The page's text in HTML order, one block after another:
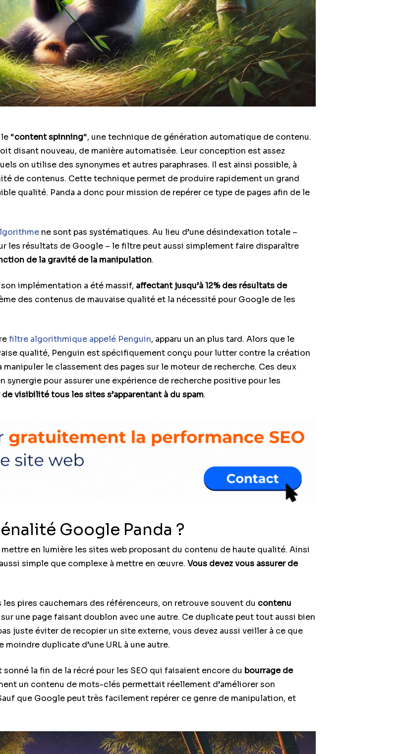
“content spinning“, une technique de génération automatique de contenu.
disant nouveau, de manière automatisée. Leur conception est assez
on utilise des synonymes et autres paraphrases. Il est ainsi possible, à
de contenus. Cette technique permet de produire rapidement un grand
qualité. Panda a donc pour mission de repérer ce type de pages afin de le
ne sont pas systématiques. Au lieu d’une désindexation totale –
les résultats de Google – le filtre peut aussi simplement faire disparaître
de la gravité de la manipulation.
implémentation a été massif, affectant jusqu’à 12% des résultats de
des contenus de mauvaise qualité et la nécessité pour Google de les
filtre algorithmique appelé Penguin, apparu un an plus tard. Alors que le
qualité, Penguin est spécifiquement conçu pour lutter contre la création
le classement des pages sur le moteur de recherche. Ces deux
pour assurer une expérience de recherche positive pour les
visibilité tous les sites s’apparentant à du spam.
Google Panda ?
en lumière les sites web proposant du contenu de haute qualité. Ainsi
simple que complexe à mettre en œuvre. Vous devez vous assurer de
pires cauchemars des référenceurs, on retrouve souvent du contenu
une page faisant doublon avec une autre. Ce duplicate peut tout aussi bien
juste éviter de recopier un site externe, vous devez aussi veiller à ce que
duplicate d’une URL à une autre.
la fin de la récré pour les SEO qui faisaient encore du bourrage de
un contenu de mots-clés permettait réellement d’améliorer son
que Google peut très facilement repérer ce genre de manipulation, et